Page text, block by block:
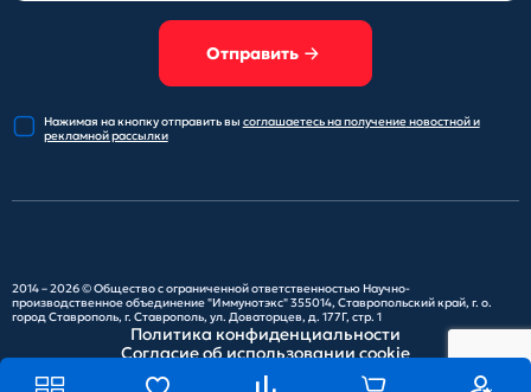
Отправить
Нажимая на кнопку отправитьвы соглашаетесь на получениеновостной и
рекламной рассылки
2014 – 2026 ©Общество с ограниченной ответственностью Научно-
производственное объединение "Иммунотэкс"355014, Ставропольский край, г. о.
город Ставрополь, г. Ставрополь, ул. Доваторцев, д. 177Г, стр. 1
Политика конфиденциальности
Согласие об использовании cookie
Карта сайта